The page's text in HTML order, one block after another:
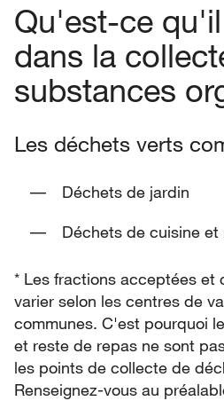
Qu'est-ce
dans la
substances
Les déchets verts
Déchets de jardin
Déchets de cuisine
* Les fractions acceptées et
varier selon les centres de
communes. C'est pourquoi
et reste de repas ne sont
les points de collecte de
Renseignez-vous au